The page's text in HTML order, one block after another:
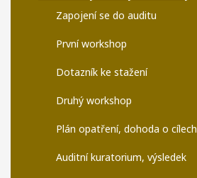
Zapojení se do auditu
První workshop
Dotazník ke stažení
Druhý workshop
Plán opatření, dohoda o cílech
Auditní kuratorium, výsledek